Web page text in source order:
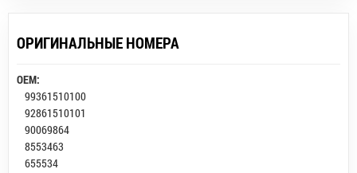
ОРИГИНАЛЬНЫЕ НОМЕРА
OEM:
99361510100
92861510101
90069864
8553463
655534